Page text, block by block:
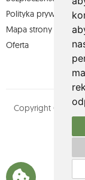
Polityka prywatności
Mapa strony
Oferta
Copyright ©